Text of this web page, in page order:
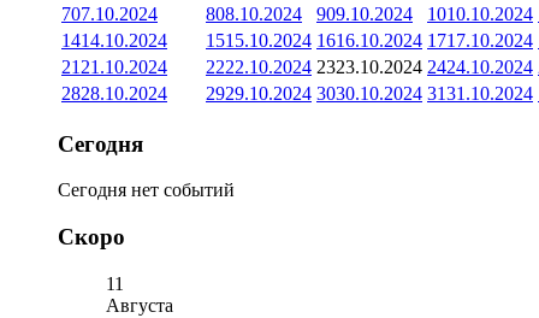
707.10.2024 808.10.2024 909.10.2024 1010.10.2024
1414.10.2024 1515.10.2024 1616.10.2024 1717.10.2024
21 21.10.2024 2222.10.2024 2323.10.2024 2424.10.2024
2828.10.2024 2929.10.2024 3030.10.2024 3131.10.2024
Сегодня
Сегодня нет событий
Скоро
11
Августа